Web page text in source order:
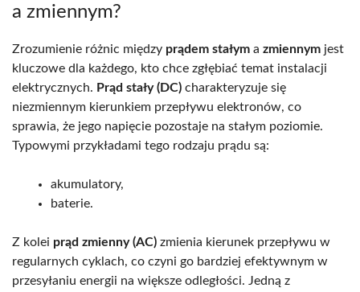
a zmiennym?
Zrozumienie różnic między prądem stałym a zmiennym jest
kluczowe dla każdego, kto chce zgłębiać temat instalacji
elektrycznych. Prąd stały (DC) charakteryzuje się
niezmiennym kierunkiem przepływu elektronów, co
sprawia, że jego napięcie pozostaje na stałym poziomie.
Typowymi przykładami tego rodzaju prądu są:
akumulatory,
baterie.
Z kolei prąd zmienny (AC) zmienia kierunek przepływu w
regularnych cyklach, co czyni go bardziej efektywnym w
przesyłaniu energii na większe odległości. Jedną z